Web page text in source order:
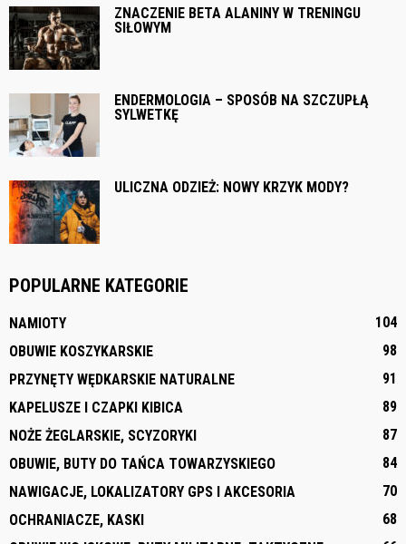
ZNACZENIE BETA ALANINY W TRENINGU
SIŁOWYM
ENDERMOLOGIA – SPOSÓB NA SZCZUPŁĄ
SYLWETKĘ
ULICZNA ODZIEŻ: NOWY KRZYK MODY?
POPULARNE KATEGORIE
NAMIOTY
104
OBUWIE KOSZYKARSKIE
98
PRZYNĘTY WĘDKARSKIE NATURALNE
91
KAPELUSZE I CZAPKI KIBICA
89
NOŻE ŻEGLARSKIE, SCYZORYKI
87
OBUWIE, BUTY DO TAŃCA TOWARZYSKIEGO
84
NAWIGACJE, LOKALIZATORY GPS I AKCESORIA
70
OCHRANIACZE, KASKI
68